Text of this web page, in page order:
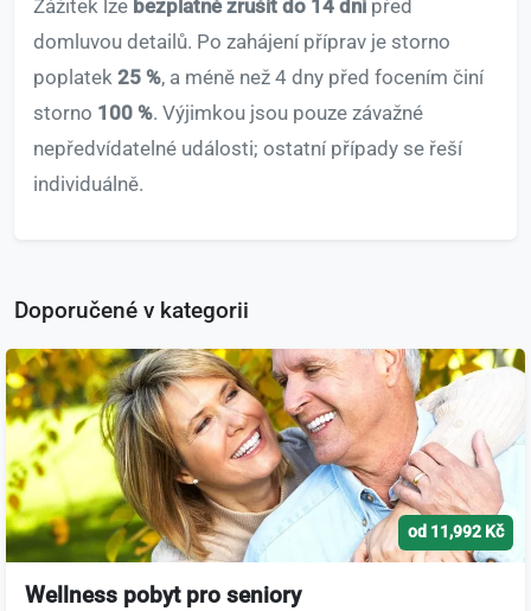
Zážitek lze bezplatně zrušit do 14 dnípřed
domluvou detailů. Po zahájení příprav je storno
poplatek 25 %, a méně než 4 dny před focením činí
storno 100 %. Výjimkou jsou pouze závažné
nepředvídatelné události; ostatní případy se řeší
individuálně.
Doporučené v kategorii
od 11,992 Kč
Wellness pobyt pro seniory